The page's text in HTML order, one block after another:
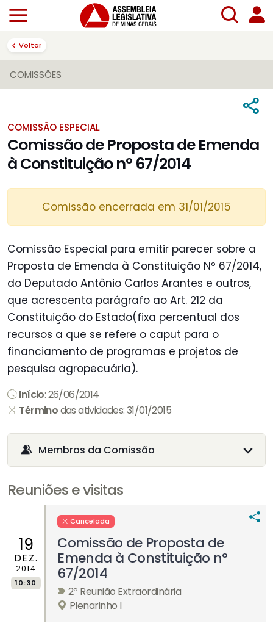
Voltar
COMISSÕES
COMISSÃO ESPECIAL
Comissão de Proposta de Emenda
à Constituição nº 67/2014
Comissão encerrada em 31/01/2015
Comissão Especial para emitir parecer sobre a
Proposta de Emenda à Constituição Nº 67/2014,
do Deputado Antônio Carlos Arantes e outros,
que acrescenta parágrafo ao Art. 212 da
Constituição do Estado(fixa percentual dos
recursos a que se refere o caput para o
financiamento de programas e projetos de
pesquisa agropecuária).
Início: 26/06/2014
Términodas atividades: 31/01/2015
Membros da Comissão
Reuniões e visitas
19
DEZ.
2014
10:30
Cancelada
Comissão de Proposta de
Emenda à Constituição nº
67/2014
2ª Reunião Extraordinária
Plenarinho I